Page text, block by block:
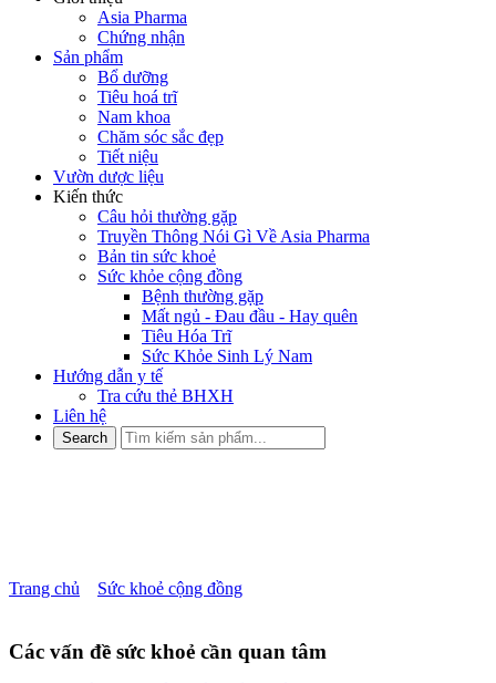
Asia Pharma
Chứng nhận
Sản phẩm
Bổ dưỡng
Tiêu hoá trĩ
Nam khoa
Chăm sóc sắc đẹp
Tiết niệu
Vườn dược liệu
Kiến thức
Câu hỏi thường gặp
Truyền Thông Nói Gì Về Asia Pharma
Bản tin sức khoẻ
Sức khỏe cộng đồng
Bệnh thường gặp
Mất ngủ - Đau đầu - Hay quên
Tiêu Hóa Trĩ
Sức Khỏe Sinh Lý Nam
Hướng dẫn y tế
Tra cứu thẻ BHXH
Liên hệ
Trang chủ Sức khoẻ cộng đồng
Các vấn đề sức khoẻ cần quan tâm